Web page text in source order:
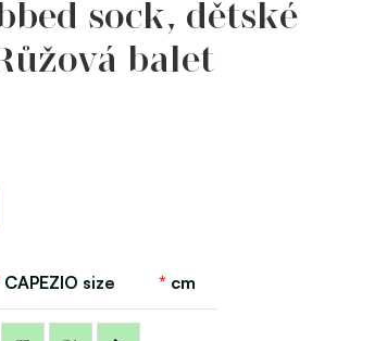
sock, dětské
balet
CAPEZIO size cm